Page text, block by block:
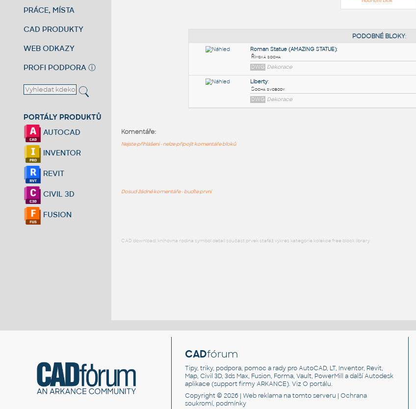
PRÁCE, MÍSTA
CAD PRODUKTY
WEB ODKAZY
PROFI PODPORA ⓘ
PORTÁLY PRODUKTŮ
AUTOCAD
INVENTOR
REVIT
CIVIL 3D
FUSION
Komentáře:
Nejste přihlášeni - nelze připojit komentáře bloků
Dosud žádné komentáře - buďte první
CAD download: knihovna rodina symbol detail součást prvek stafáž výkres kategorie kolekce free block library
CADfórum
Tipy, triky, podpora, pomoc a rady pro AutoCAD, LT, Inventor, Revit,
Map, Civil 3D, 3ds Max, Fusion, Forma, Vault, PowerMill a další Autodesk
aplikace (support firmy ARKANCE). VizO portálu.
Copyright © 2026 |Web reklama na tomto serveru |Ochrana
soukromí, podmínky